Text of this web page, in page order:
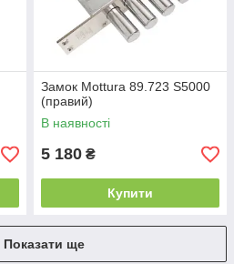
Замок Mottura 89.723 S5000
(правий)
В наявності
5 180 ₴
Купити
Показати ще